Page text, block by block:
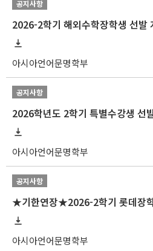
공지사항
2026-2학기 해외수학장학생 선
아시아언어문명학부
공지사항
2026학년도 2학기 특별수강생 선
아시아언어문명학부
공지사항
아시아언어문명학부